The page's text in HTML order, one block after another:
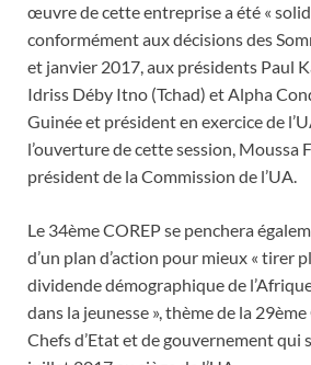
œuvre de cette entreprise a été «
conformément aux décisions des
et janvier 2017, aux présidents Paul
Idriss Déby Itno (Tchad) et Alpha
Guinée et président en exercice de
l’ouverture de cette session, Moussa
président de la Commission de l’UA.
Le 34ème COREP se penchera
d’un plan d’action pour mieux « tirer
dividende démographique de
dans la jeunesse », thème de la
Chefs d’Etat et de gouvernement qui